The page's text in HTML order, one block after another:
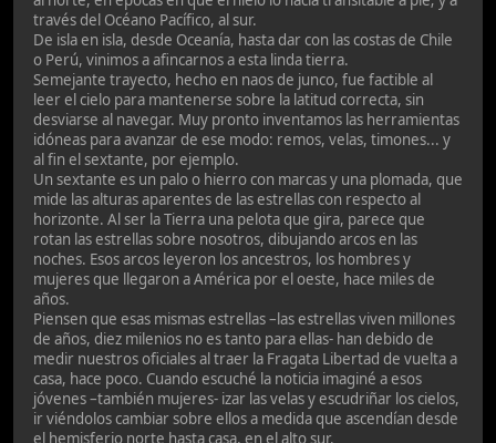
través del Océano Pacífico, al sur.
De isla en isla, desde Oceanía, hasta dar con las costas de Chile
o Perú, vinimos a afincarnos a esta linda tierra.
Semejante trayecto, hecho en naos de junco, fue factible al
leer el cielo para mantenerse sobre la latitud correcta, sin
desviarse al navegar. Muy pronto inventamos las herramientas
idóneas para avanzar de ese modo: remos, velas, timones... y
al fin el sextante, por ejemplo.
Un sextante es un palo o hierro con marcas y una plomada, que
mide las alturas aparentes de las estrellas con respecto al
horizonte. Al ser la Tierra una pelota que gira, parece que
rotan las estrellas sobre nosotros, dibujando arcos en las
noches. Esos arcos leyeron los ancestros, los hombres y
mujeres que llegaron a América por el oeste, hace miles de
años.
Piensen que esas mismas estrellas –las estrellas viven millones
de años, diez milenios no es tanto para ellas- han debido de
medir nuestros oficiales al traer la Fragata Libertad de vuelta a
casa, hace poco. Cuando escuché la noticia imaginé a esos
jóvenes –también mujeres- izar las velas y escudriñar los cielos,
ir viéndolos cambiar sobre ellos a medida que ascendían desde
el hemisferio norte hasta casa, en el alto sur.